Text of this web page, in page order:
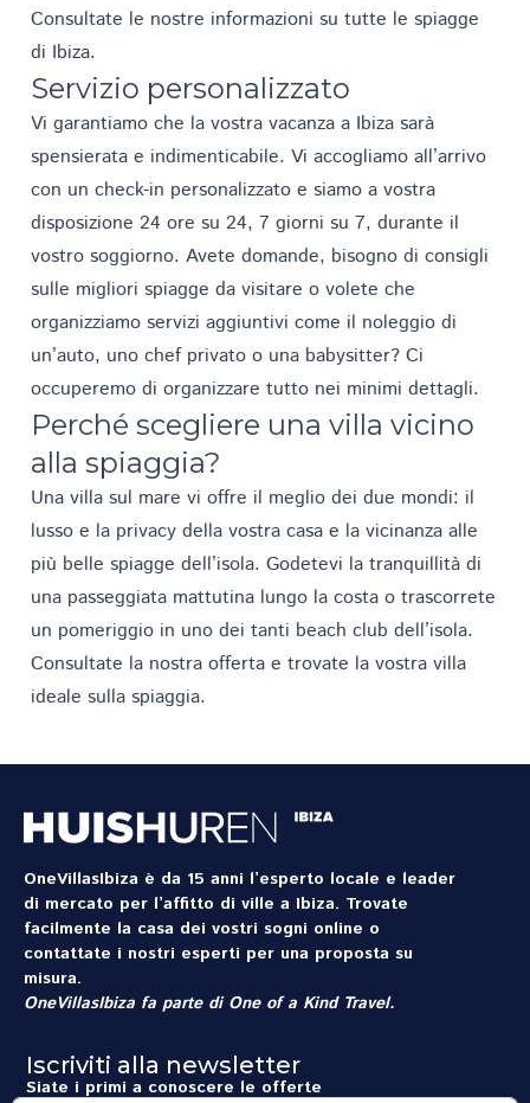
Consultate le nostre informazioni su tutte le spiagge
di Ibiza.
Servizio personalizzato
Vi garantiamo che la vostra vacanza a Ibiza sarà
spensierata e indimenticabile. Vi accogliamo all’arrivo
con un check-in personalizzato e siamo a vostra
disposizione 24 ore su 24, 7 giorni su 7, durante il
vostro soggiorno. Avete domande, bisogno di consigli
sulle migliori spiagge da visitare o volete che
organizziamo servizi aggiuntivi come il noleggio di
un’auto, uno chef privato o una babysitter? Ci
occuperemo di organizzare tutto nei minimi dettagli.
Perché scegliere una villa vicino
alla spiaggia?
Una villa sul mare vi offre il meglio dei due mondi: il
lusso e la privacy della vostra casa e la vicinanza alle
più belle spiagge dell’isola. Godetevi la tranquillità di
una passeggiata mattutina lungo la costa o trascorrete
un pomeriggio in uno dei tanti beach club dell’isola.
Consultate la nostra offerta e trovate la vostra villa
ideale sulla spiaggia.
OneVillasIbiza è da 15 anni l’esperto locale e leader
di mercato per l’affitto di ville a Ibiza. Trovate
facilmente la casa dei vostri sogni online o
contattate i nostri esperti per una proposta su
misura.
OneVillasIbiza fa parte di One of a Kind Travel.
Iscriviti alla newsletter
Siate i primi a conoscere le offerte